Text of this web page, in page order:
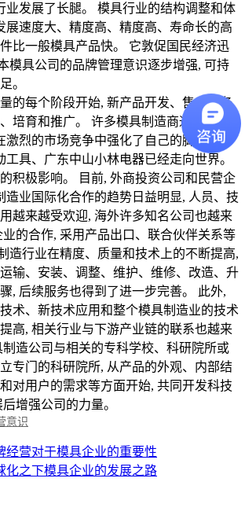
业发展了长腿。 模具行业的结构调整和体
展速度大、精度高、精度高、寿命长的高
比一般模具产品快。 它敦促国民经济迅
模具公司的品牌管理意识逐步增强, 可持
。
的每个阶段开始, 新产品开发、售后服务,
培育和推广。 许多模具制造商通过不懈
激烈的市场竞争中强化了自己的脚后跟。
工具、广东中山小林电器已经走向世界。
积极影响。 目前, 外商投资公司和民营企
造业国际化合作的趋势日益明显, 人员、技
越来越受欢迎, 海外许多知名公司也越来
的合作, 采用产品出口、联合伙伴关系等
造行业在精度、质量和技术上的不断提高,
输、安装、调整、维护、维修、改造、升
, 后续服务也得到了进一步完善。 此外,
术、新技术应用和整个模具制造业的技术
高, 相关行业与下游产业链的联系也越来
造公司与相关的专科学校、科研院所或
专门的科研院所, 从产品的外观、内部结
对用户的需求等方面开始, 共同开发科技
增强公司的力量。
意识
经营对于模具企业的重要性
化之下模具企业的发展之路